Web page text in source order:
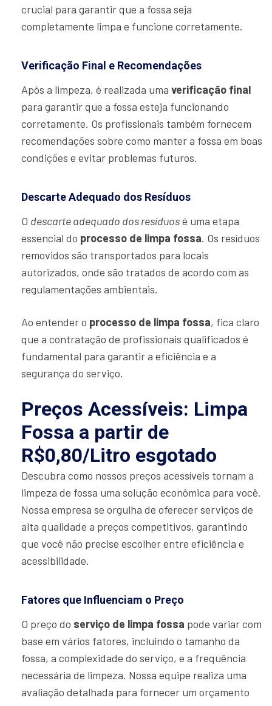
crucial para garantir que a fossa seja
completamente limpa e funcione corretamente.
Verificação Final e Recomendações
Após a limpeza, é realizada uma verificação final
para garantir que a fossa esteja funcionando
corretamente. Os profissionais também fornecem
recomendações sobre como manter a fossa em boas
condições e evitar problemas futuros.
Descarte Adequado dos Resíduos
O descarte adequado dos resíduosé uma etapa
essencial do processo de limpa fossa. Os resíduos
removidos são transportados para locais
autorizados, onde são tratados de acordo com as
regulamentações ambientais.
Ao entender o processo de limpa fossa, fica claro
que a contratação de profissionais qualificados é
fundamental para garantir a eficiência e a
segurança do serviço.
Preços Acessíveis: Limpa
Fossa a partir de
R$0,80/Litro esgotado
Descubra como nossos preços acessíveis tornam a
limpeza de fossa uma solução econômica para você.
Nossa empresa se orgulha de oferecer serviços de
alta qualidade a preços competitivos, garantindo
que você não precise escolher entre eficiência e
acessibilidade.
Fatores que Influenciam o Preço
O preço do serviço de limpa fossa pode variar com
base em vários fatores, incluindo o tamanho da
fossa, a complexidade do serviço, e a frequência
necessária de limpeza. Nossa equipe realiza uma
avaliação detalhada para fornecer um orçamento